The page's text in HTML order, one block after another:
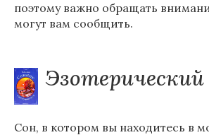
поэтому важно обращать
могут вам сообщить.
Сон, в котором вы находитесь в